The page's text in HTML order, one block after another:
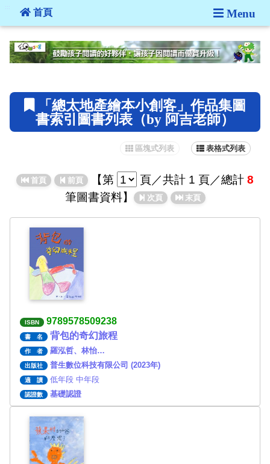
:::
首頁 Menu
「總太地產繪本小創客」作品集圖
書索引圖書列表（by 阿吉老師）
表格式列表
區塊式列表
首頁 前頁 【第 頁／共計 1 頁／總計 8
筆圖書資料】
次頁 末頁
ISBN 9789578509238
書 名 背包的奇幻旅程
作 者 羅泓哲、林怡…
出版社 普生數位科技有限公司 (2023年)
適 讀 低年段 中年段
認證數 基礎認證